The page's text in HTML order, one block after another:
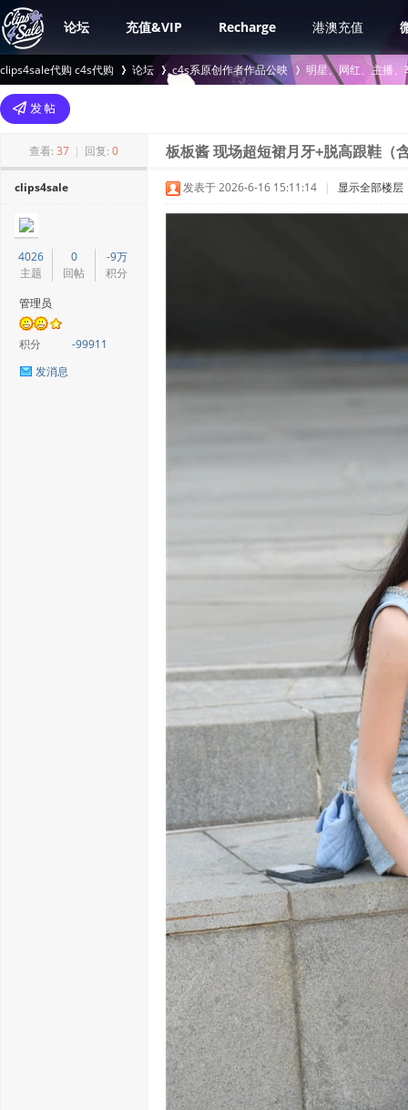
论坛 充值&VIP Recharge 港澳充值
clips4sale代购 c4s代购
>
论坛 c4s系原创作者作品公映
›
明星、网红、主播
查看: 37 | 回复: 0 板板酱 现场超短裙月牙+脱高跟鞋（
clips4sale
4026
主题
0
回帖
-9万
积分
管理员
积分
-99911
发消息
发表于 2026-6-16 15:11:14 | 显示全部楼层